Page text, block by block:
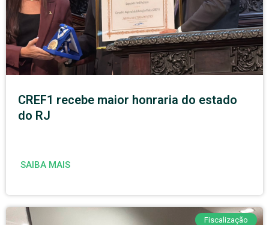
CREF1 recebe maior honraria do estado
do RJ
SAIBA MAIS
Fiscalização